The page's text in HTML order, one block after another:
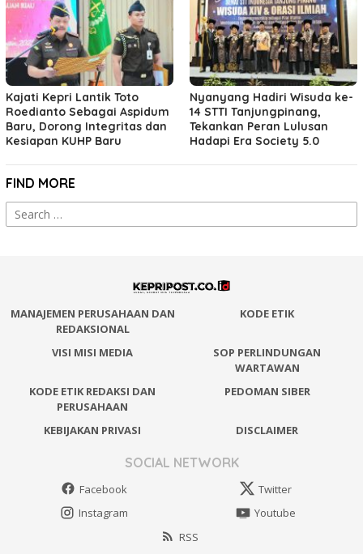
Kajati Kepri Lantik Toto
Roedianto Sebagai Aspidum
Baru, Dorong Integritas dan
Kesiapan KUHP Baru
Nyanyang Hadiri Wisuda ke-
14 STTI Tanjungpinang,
Tekankan Peran Lulusan
Hadapi Era Society 5.0
FIND MORE
Search
for:
MANAJEMEN PERUSAHAAN DAN
REDAKSIONAL
KODE ETIK
VISI MISI MEDIA
SOP PERLINDUNGAN
WARTAWAN
KODE ETIK REDAKSI DAN
PERUSAHAAN
PEDOMAN SIBER
KEBIJAKAN PRIVASI DISCLAIMER
SOCIAL NETWORK
Facebook
Twitter
Instagram
Youtube
RSS